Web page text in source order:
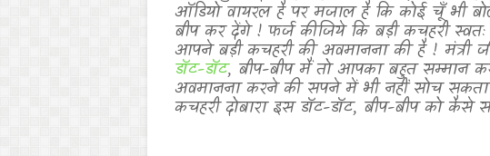
ऑडियो वायरल है पर मजाल है कि कोई चूँ भी
बीप कर देंगे ! फर्ज कीजिये कि बड़ी कचहरी
आपने बड़ी कचहरी की अवमानना की है ! मंत्री
डॉट-डॉट, बीप-बीपमैं तो आपका बहुत सम्मान
अवमानना करने की सपने में भी नहीं सोच सकता
कचहरी दोबारा इस डॉट-डॉट, बीप-बीप को कैसे